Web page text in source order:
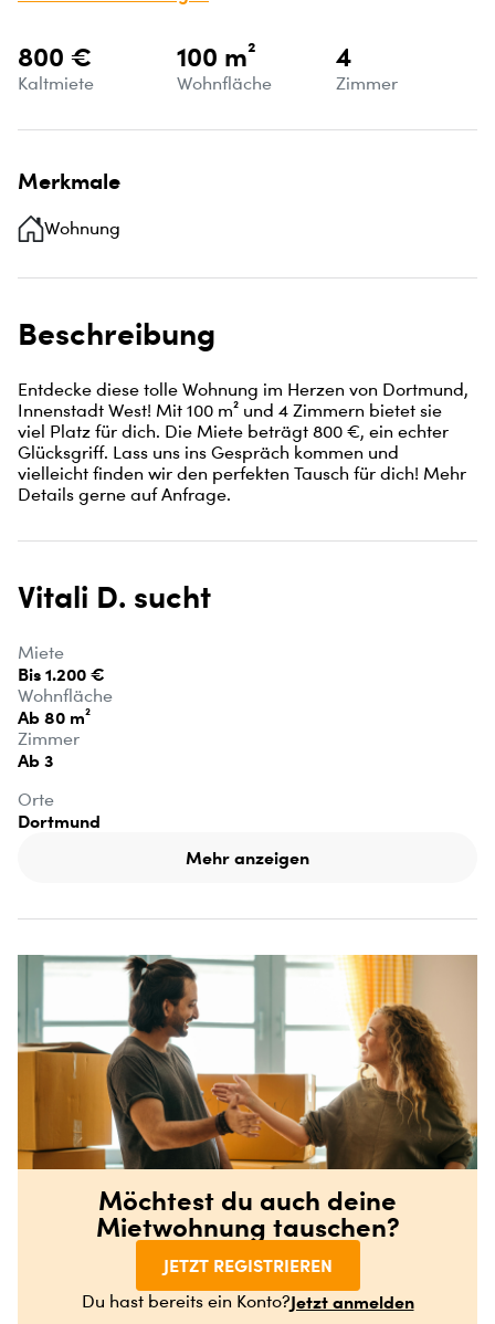
800 €
Kaltmiete
100 m²
Wohnfläche
4
Zimmer
Merkmale
Wohnung
Beschreibung
Entdecke diese tolle Wohnung im Herzen von Dortmund,
Innenstadt West! Mit 100 m² und 4 Zimmern bietet sie
viel Platz für dich. Die Miete beträgt 800 €, ein echter
Glücksgriff. Lass uns ins Gespräch kommen und
vielleicht finden wir den perfekten Tausch für dich! Mehr
Details gerne auf Anfrage.
Vitali D. sucht
Miete
Bis 1.200 €
Wohnfläche
Ab 80 m²
Zimmer
Ab 3
Orte
Dortmund
Mehr anzeigen
Möchtest du auch deine
Mietwohnung tauschen?
JETZT REGISTRIEREN
Du hast bereits ein Konto?Jetzt anmelden